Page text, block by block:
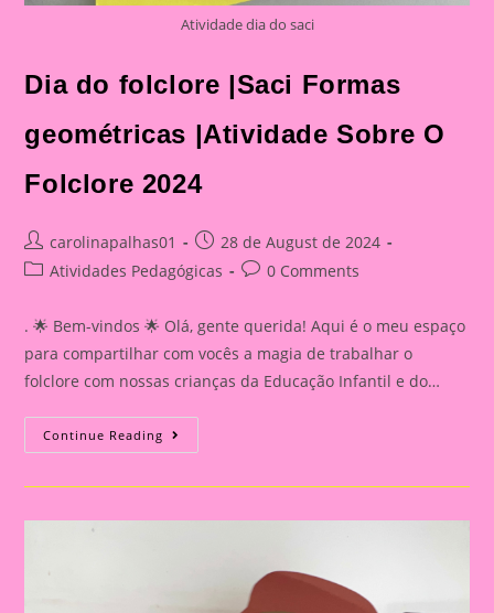
Atividade dia do saci
Dia do folclore |Saci Formas
geométricas |Atividade Sobre O
Folclore 2024
Post
author:
carolinapalhas01
Post
published:
28 de August de 2024
PostAtividades Pedagógicas
Post0 Comments
. 🌟 Bem-vindos 🌟 Olá, gente querida! Aqui é o meu espaço
para compartilhar com vocês a magia de trabalhar o
folclore com nossas crianças da Educação Infantil e do…
Continue Reading Dia
Do
|Saci
|Atividade